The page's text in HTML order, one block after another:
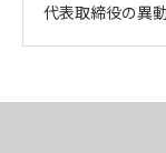
代表取締役の異